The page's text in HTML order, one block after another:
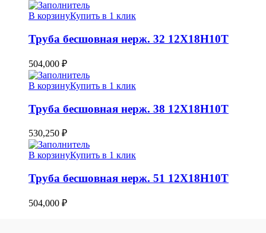
В корзинуКупить в 1 клик
Труба бесшовная нерж. 32 12Х18Н10Т
504,000 ₽
В корзинуКупить в 1 клик
Труба бесшовная нерж. 38 12Х18Н10Т
530,250 ₽
В корзинуКупить в 1 клик
Труба бесшовная нерж. 51 12Х18Н10Т
504,000 ₽